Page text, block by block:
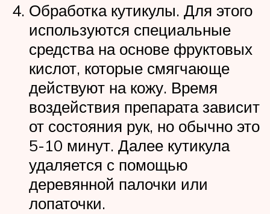
Обработка кутикулы. Для этого
используются специальные
средства на основе фруктовых
кислот, которые смягчающе
действуют на кожу. Время
воздействия препарата зависит
от состояния рук, но обычно это
5-10 минут. Далее кутикула
удаляется с помощью
деревянной палочки или
лопаточки.